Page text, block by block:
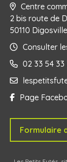
Centre
2 bis route de
50110 Digosville
Consulter
02 33 54 33
Page
Formulaire